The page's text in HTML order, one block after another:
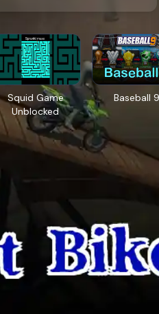
Squid Game
Unblocked
Baseball 9